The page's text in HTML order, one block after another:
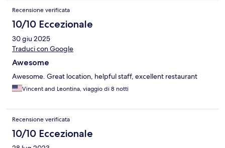
Recensione verificata
10/10 Eccezionale
30 giu 2025
Traduci con Google
Awesome
Awesome. Great location, helpful staff, excellent restaurant
Vincent and Leontina, viaggio di 8 notti
Recensione verificata
10/10 Eccezionale